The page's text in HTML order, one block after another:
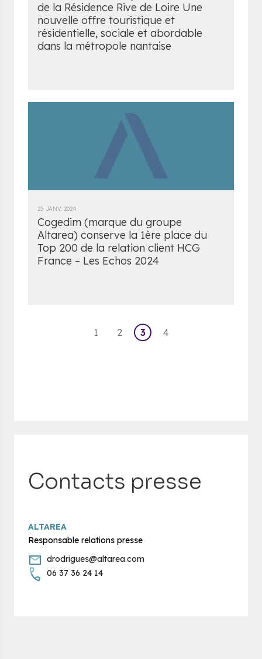
de la Résidence Rive de Loire Une
nouvelle offre touristique et
résidentielle, sociale et abordable
dans la métropole nantaise
25 JANV. 2024
Cogedim (marque du groupe
Altarea) conserve la 1ère place du
Top 200 de la relation client HCG
France – Les Echos 2024
1 2 3 4
Contacts presse
ALTAREA
Responsable relations presse
drodrigues@altarea.com
06 37 36 24 14